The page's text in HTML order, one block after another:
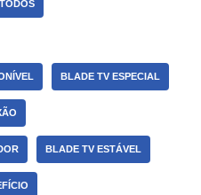
BLADE TV ESPECIAL
BLADE TV ESTÁVEL